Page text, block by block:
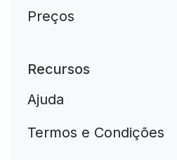
Preços
Recursos
Ajuda
Termos e Condições